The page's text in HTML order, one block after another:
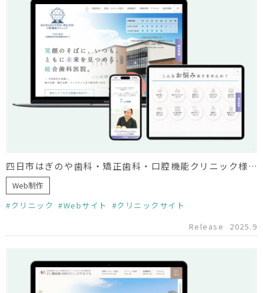
四日市はぎのや歯科・矯正歯科・口腔機能クリニック様 ホームページ制作
Web制作
クリニック
Webサイト
クリニックサイト
Release
2025.9